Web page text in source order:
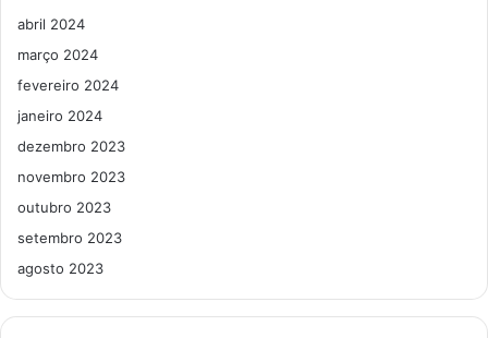
abril 2024
março 2024
fevereiro 2024
janeiro 2024
dezembro 2023
novembro 2023
outubro 2023
setembro 2023
agosto 2023